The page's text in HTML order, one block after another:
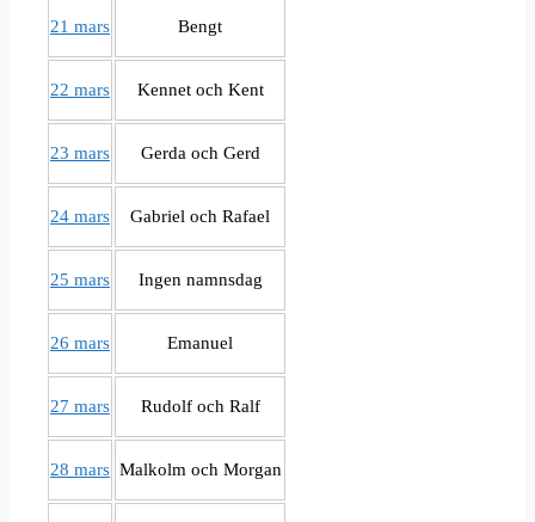
21 mars Bengt
22 mars Kennet och Kent
23 mars Gerda och Gerd
24 mars Gabriel och Rafael
25 mars Ingen namnsdag
26 mars Emanuel
27 mars Rudolf och Ralf
28 mars Malkolm och Morgan